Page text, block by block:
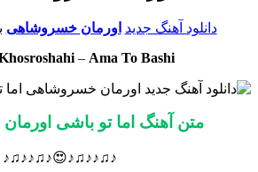
دانلود آهنگ جدید اورمان خسروشاهی
– Ama To Bashi
متن آهنگ اما تو باشی
♪♫♪♪♫♪😍♪♫♪♪♫♪